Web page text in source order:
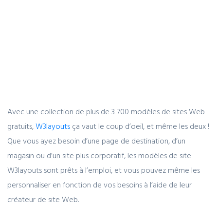
Avec une collection de plus de 3 700 modèles de sites Web
gratuits,W3layouts ça vaut le coup d’oeil, et même les deux !
Que vous ayez besoin d’une page de destination, d’un
magasin ou d’un site plus corporatif, les modèles de site
W3layouts sont prêts à l’emploi, et vous pouvez même les
personnaliser en fonction de vos besoins à l’aide de leur
créateur de site Web.